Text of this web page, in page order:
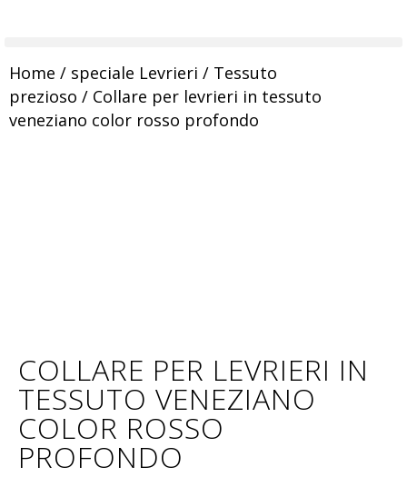
Home / speciale Levrieri / Tessuto
prezioso / Collare per levrieri in tessuto
veneziano color rosso profondo
COLLARE PER LEVRIERI IN
TESSUTO VENEZIANO
COLOR ROSSO
PROFONDO